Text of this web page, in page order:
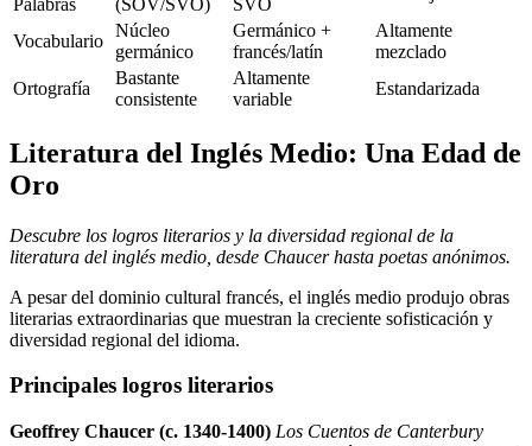
Vocabulario
Núcleo
germánico
Germánico +
francés/latín
Altamente
mezclado
Ortografía
Bastante
consistente
Altamente
variable
Estandarizada
Literatura del Inglés Medio: Una Edad de
Oro
Descubre los logros literarios y la diversidad regional de la
literatura del inglés medio, desde Chaucer hasta poetas anónimos.
A pesar del dominio cultural francés, el inglés medio produjo obras
literarias extraordinarias que muestran la creciente sofisticación y
diversidad regional del idioma.
Principales logros literarios
Geoffrey Chaucer (c. 1340-1400) Los Cuentos de Canterbury